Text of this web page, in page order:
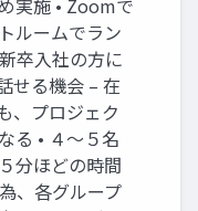
実施 • Zoomで
ルームでラン
卒入社の方に
せる機会 – 在
、プロジェク
る • ４〜５名
分ほどの時間
、各グループ